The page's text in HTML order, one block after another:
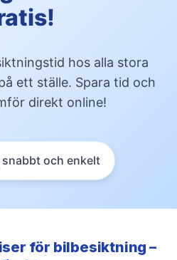
hos alla stora
ett ställe. Spara tid och
direkt online!
och enkelt